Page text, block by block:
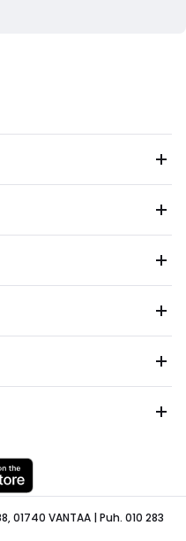
01740 VANTAA | Puh. 010 283